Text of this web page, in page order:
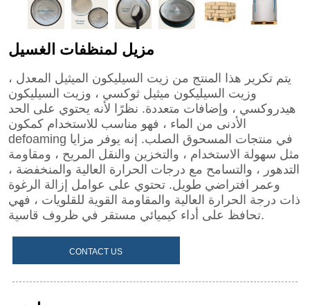
مزيل لمنظفات الغسيل
CONTACT US